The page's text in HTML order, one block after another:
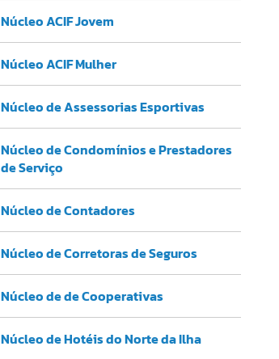
Núcleo ACIF Jovem
Núcleo ACIF Mulher
Núcleo de Assessorias Esportivas
Núcleo de Condomínios e Prestadores
de Serviço
Núcleo de Contadores
Núcleo de Corretoras de Seguros
Núcleo de de Cooperativas
Núcleo de Hotéis do Norte da Ilha